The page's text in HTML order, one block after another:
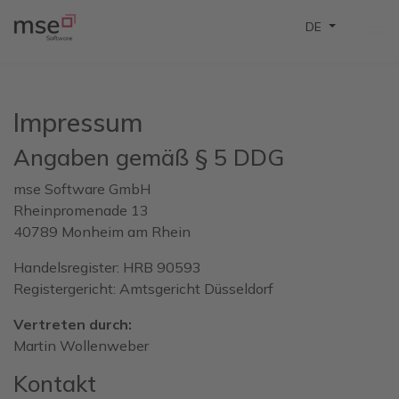
Sprache
DE
Impressum
Angaben gemäß § 5 DDG
mse Software GmbH
Rheinpromenade 13
40789 Monheim am Rhein
Handelsregister: HRB 90593
Registergericht: Amtsgericht Düsseldorf
Vertreten durch:
Martin Wollenweber
Kontakt